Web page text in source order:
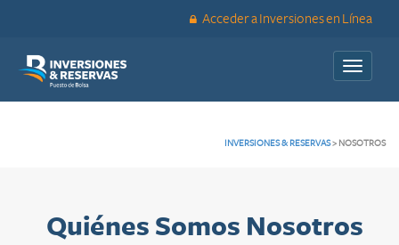
Acceder a Inversiones en Línea
Toggle
INVERSIONES & RESERVAS> NOSOTROS
Quiénes Somos Nosotros